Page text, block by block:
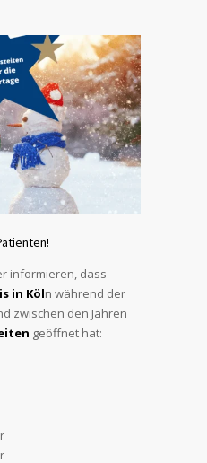
informieren, dass
in Köln während der
zwischen den Jahren
geöffnet hat: